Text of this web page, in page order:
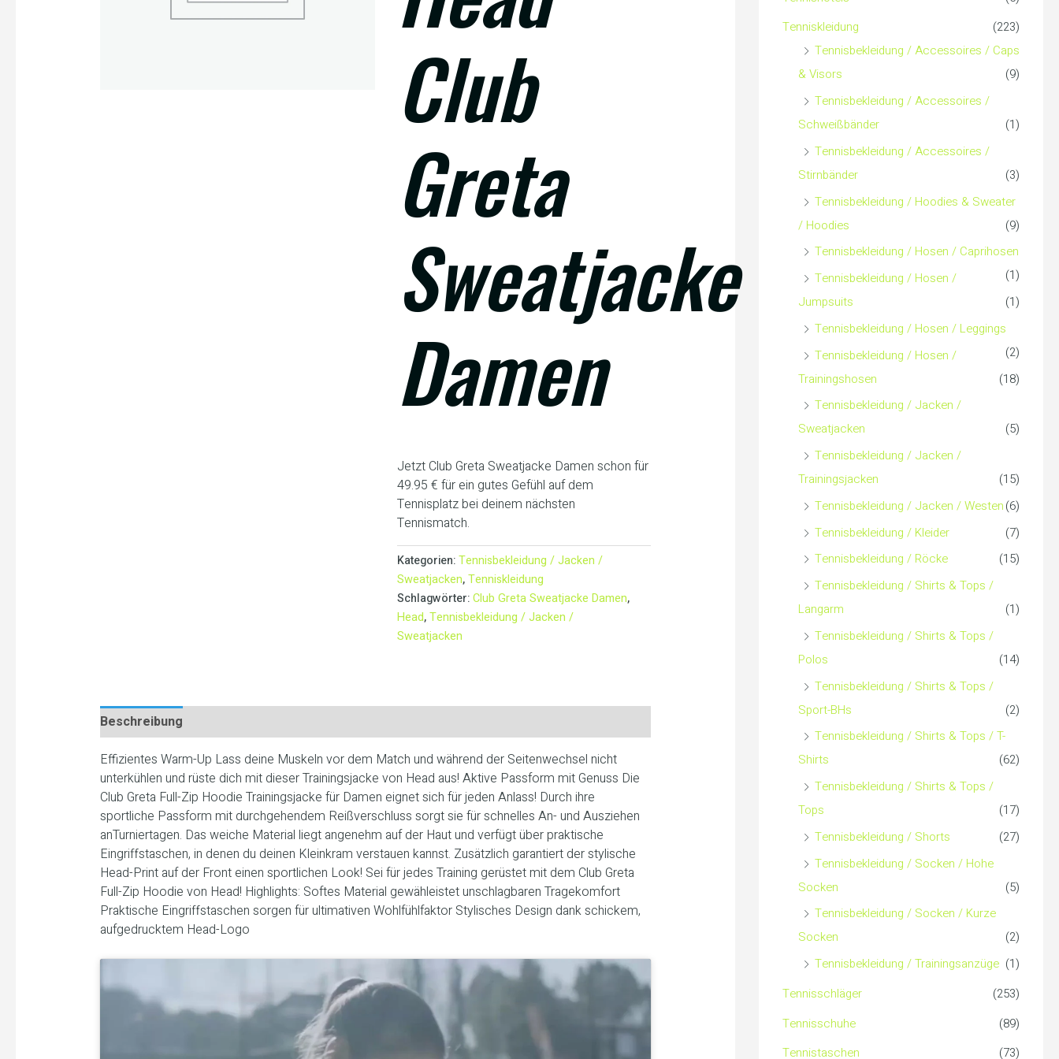
Club
Greta
Sweatjacke
Damen
Jetzt Club Greta Sweatjacke Damen schon für
49.95 € für ein gutes Gefühl auf dem
Tennisplatz bei deinem nächsten
Tennismatch.
Kategorien:Tennisbekleidung / Jacken /
Sweatjacken,Tenniskleidung
Schlagwörter:Club Greta Sweatjacke Damen,
Head,Tennisbekleidung / Jacken /
Sweatjacken
Beschreibung
Effizientes Warm-Up Lass deine Muskeln vor dem Match und während der Seitenwechsel nicht
unterkühlen und rüste dich mit dieser Trainingsjacke von Head aus! Aktive Passform mit Genuss Die
Club Greta Full-Zip Hoodie Trainingsjacke für Damen eignet sich für jeden Anlass! Durch ihre
sportliche Passform mit durchgehendem Reißverschluss sorgt sie für schnelles An- und Ausziehen
anTurniertagen. Das weiche Material liegt angenehm auf der Haut und verfügt über praktische
Eingriffstaschen, in denen du deinen Kleinkram verstauen kannst. Zusätzlich garantiert der stylische
Head-Print auf der Front einen sportlichen Look! Sei für jedes Training gerüstet mit dem Club Greta
Full-Zip Hoodie von Head! Highlights: Softes Material gewähleistet unschlagbaren Tragekomfort
Praktische Eingriffstaschen sorgen für ultimativen Wohlfühlfaktor Stylisches Design dank schickem,
aufgedrucktem Head-Logo
c
Tenniskleidung
(223)
Tennisbekleidung / Accessoires / Caps
& Visors
(9)
Tennisbekleidung / Accessoires /
Schweißbänder
(1)
Tennisbekleidung / Accessoires /
Stirnbänder
(3)
Tennisbekleidung / Hoodies & Sweater
/ Hoodies
(9)
Tennisbekleidung / Hosen / Caprihosen
(1)
Tennisbekleidung / Hosen /
Jumpsuits
(1)
Tennisbekleidung / Hosen / Leggings
(2)
Tennisbekleidung / Hosen /
Trainingshosen
(18)
Tennisbekleidung / Jacken /
Sweatjacken
(5)
Tennisbekleidung / Jacken /
Trainingsjacken
(15)
Tennisbekleidung / Jacken / Westen(6)
Tennisbekleidung / Kleider
(7)
Tennisbekleidung / Röcke
(15)
Tennisbekleidung / Shirts & Tops /
Langarm
(1)
Tennisbekleidung / Shirts & Tops /
Polos
(14)
Tennisbekleidung / Shirts & Tops /
Sport-BHs
(2)
Tennisbekleidung / Shirts & Tops / T-
Shirts
(62)
Tennisbekleidung / Shirts & Tops /
Tops
(17)
Tennisbekleidung / Shorts
(27)
Tennisbekleidung / Socken / Hohe
Socken
(5)
Tennisbekleidung / Socken / Kurze
Socken
(2)
Tennisbekleidung / Trainingsanzüge (1)
Tennisschläger
(253)
Tennisschuhe
(89)
Tennistaschen
(73)